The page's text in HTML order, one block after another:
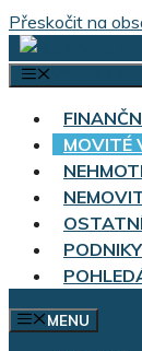
Přeskočit na
MOVITÉ
PODNIKY
MENU